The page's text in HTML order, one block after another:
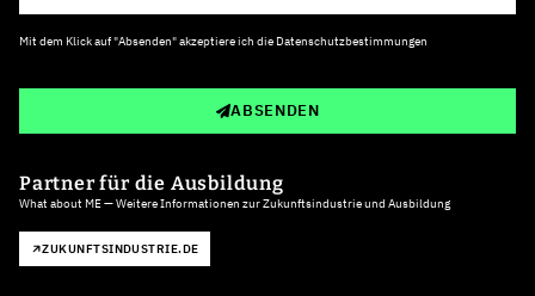
Mit dem Klick auf "Absenden" akzeptiere ich die Datenschutzbestimmungen
ABSENDEN
Partner für die Ausbildung
What about ME — Weitere Informationen zur Zukunftsindustrie und Ausbildung
ZUKUNFTSINDUSTRIE.DE